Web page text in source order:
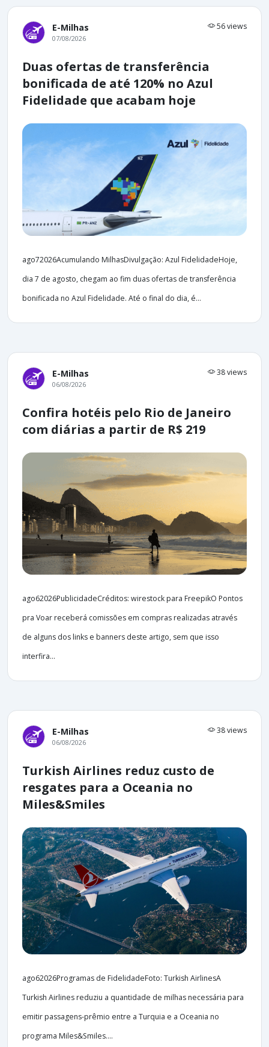
E-Milhas 56 views
07/08/2026
Duas ofertas de transferência
bonificada de até 120% no Azul
Fidelidade que acabam hoje
ago72026Acumulando MilhasDivulgação: Azul FidelidadeHoje,
dia 7 de agosto, chegam ao fim duas ofertas de transferência
bonificada no Azul Fidelidade. Até o final do dia, é...
E-Milhas 38 views
06/08/2026
Confira hotéis pelo Rio de Janeiro
com diárias a partir de R$ 219
ago62026PublicidadeCréditos: wirestock para FreepikO Pontos
pra Voar receberá comissões em compras realizadas através
de alguns dos links e banners deste artigo, sem que isso
interfira...
E-Milhas 38 views
06/08/2026
Turkish Airlines reduz custo de
resgates para a Oceania no
Miles&Smiles
ago62026Programas de FidelidadeFoto: Turkish AirlinesA
Turkish Airlines reduziu a quantidade de milhas necessária para
emitir passagens-prêmio entre a Turquia e a Oceania no
programa Miles&Smiles....